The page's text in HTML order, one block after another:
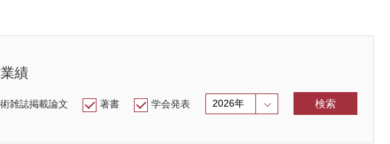
績
雑誌掲載論文 著書 学会発表 検索